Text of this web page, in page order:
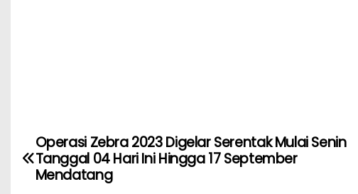
Operasi Zebra 2023 Digelar Serentak Mulai Senin
Tanggal 04 Hari Ini Hingga 17 September
Mendatang